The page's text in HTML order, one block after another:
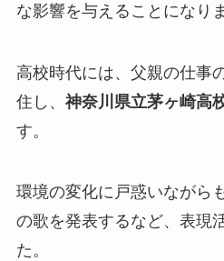
な影響を与えることになり
高校時代には、父親の仕事
住し、 神奈川県立茅ヶ崎高
す。
環境の変化に戸惑いながら
の歌を発表するなど、表現
た。